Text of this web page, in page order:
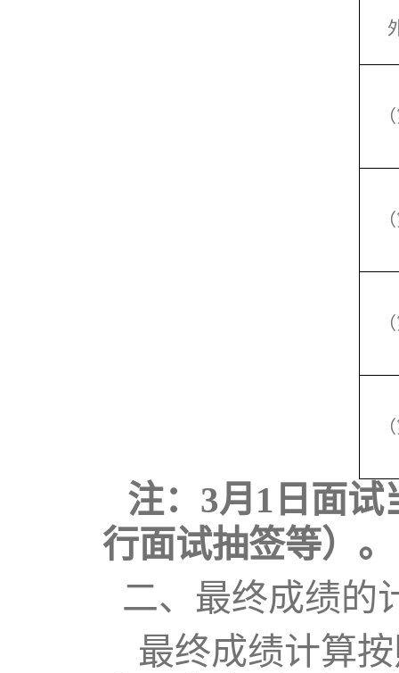
注：3月1日面试
行面试抽签等）。
二、最终成绩的
最终成绩计算